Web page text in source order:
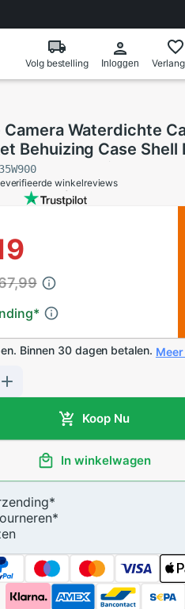
Volg bestelling Inloggen
Waterdichte
Behuizing Case Shell
Samenwerking In
winkelreviews
*
Binnen 30 dagen betalen.
Koop Nu
In winkelwagen
*
*